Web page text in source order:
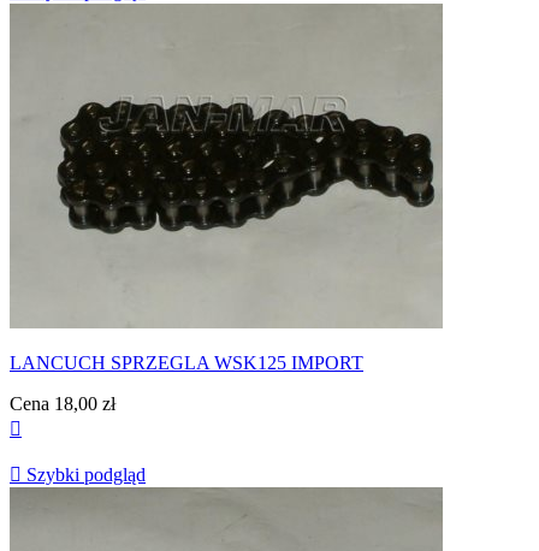
LANCUCH SPRZEGLA WSK125 IMPORT
Cena 18,00 zł

 Szybki podgląd